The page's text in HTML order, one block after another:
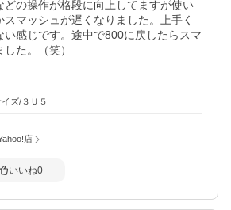
どの操作が格段に向上してますが使い
マッシュが遅くなりました。上手く
い感じです。途中で800に戻したらスマ
た。（笑）
ズ/３Ｕ５
店
いいね0